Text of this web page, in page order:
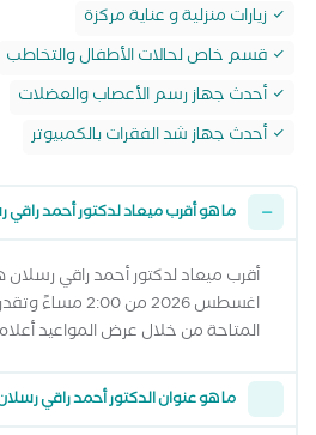
زيارات منزلية و عناية مركزة
قسم خاص لحالات الأطفال والتخاطب
أحدث جهاز رسم الأعصاب والعضلات
أحدث جهاز شد الفقرات بالكمبيوتر
ما هو أقرب ميعاد لدكتور أحمد راقي
اغسطس 2026 من
المتاحة من خلال عرض المواعيد أعلاه
ما هو عنوان الدكتور أحمد راقي